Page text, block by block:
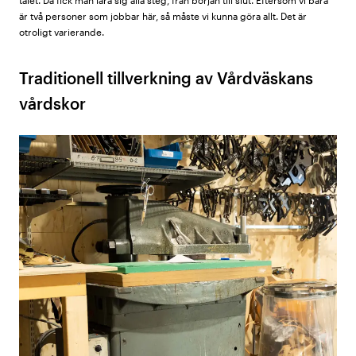
är två personer som jobbar här, så måste vi kunna göra allt. Det är
otroligt varierande.
Traditionell tillverkning av Vårdväskans
vårdskor